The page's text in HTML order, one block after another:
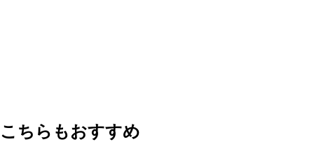
こちらもおすすめ